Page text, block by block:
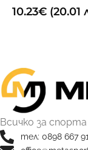
10.23€ (20.01
Всичко за
тел: 0898 667